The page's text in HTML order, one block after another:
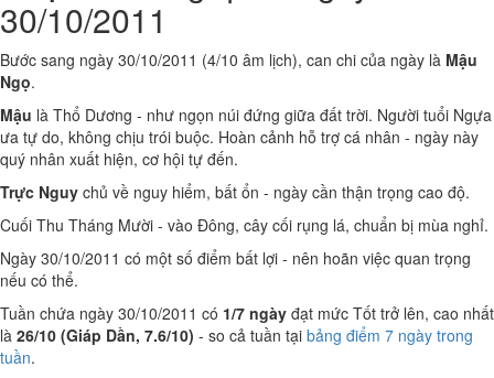
30/10/2011
Bước sang ngày 30/10/2011 (4/10 âm lịch), can chi của ngày là Mậu
Ngọ.
Mậu là Thổ Dương - như ngọn núi đứng giữa đất trời. Người tuổi Ngựa
ưa tự do, không chịu trói buộc. Hoàn cảnh hỗ trợ cá nhân - ngày này
quý nhân xuất hiện, cơ hội tự đến.
Trực Nguy chủ về nguy hiểm, bất ổn - ngày cần thận trọng cao độ.
Cuối Thu Tháng Mười - vào Đông, cây cối rụng lá, chuẩn bị mùa nghỉ.
Ngày 30/10/2011 có một số điểm bất lợi - nên hoãn việc quan trọng
nếu có thể.
Tuần chứa ngày 30/10/2011 có 1/7 ngày đạt mức Tốt trở lên, cao nhất
là 26/10 (Giáp Dần, 7.6/10) - so cả tuần tại bảng điểm 7 ngày trong
tuần.